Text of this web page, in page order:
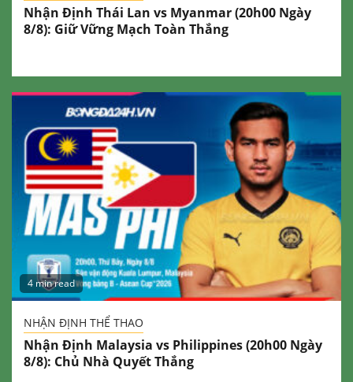
Nhận Định Thái Lan vs Myanmar (20h00 Ngày
8/8): Giữ Vững Mạch Toàn Thắng
4 min read
NHẬN ĐỊNH THỂ THAO
Nhận Định Malaysia vs Philippines (20h00 Ngày
8/8): Chủ Nhà Quyết Thắng